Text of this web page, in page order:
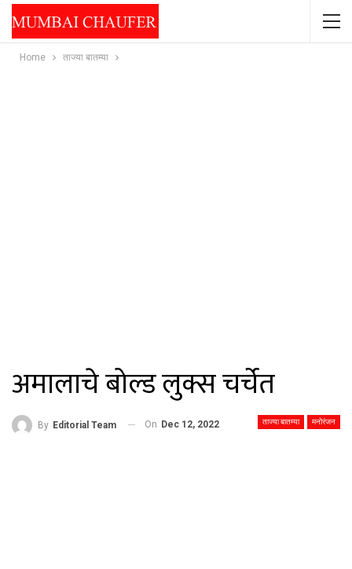
Home ताज्या बातम्या
अमालाचे बोल्ड लुक्स चर्चेत
ताज्या बातम्या मनोरंजन
By Editorial Team On Dec 12, 2022